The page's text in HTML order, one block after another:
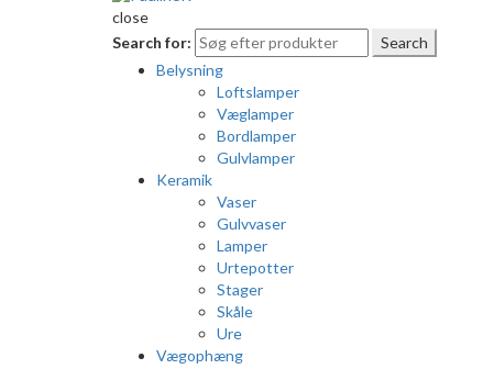
close
Search for:
Search
Belysning
Loftslamper
Væglamper
Bordlamper
Gulvlamper
Keramik
Vaser
Gulvvaser
Lamper
Urtepotter
Stager
Skåle
Ure
Vægophæng